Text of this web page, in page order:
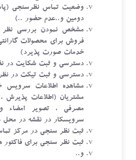
وضعیت تماس نظرسنجی
دومین و..عدم حضور ..)
مشخص نمودن بررسی
فروش برای محصولات
خدمات صورت پذیرد)
دسترسی و ثبت شکایت در
دسترسی و ثبت تیکت در
مشاهده اطلاعات
مشتریان (اطلاعات پذیرش
مصرفی ، تصویر
سرویسکار در نقشه در
ثبت نظر سنجی در مرکز
ثبت نظر سنجی برای
و..